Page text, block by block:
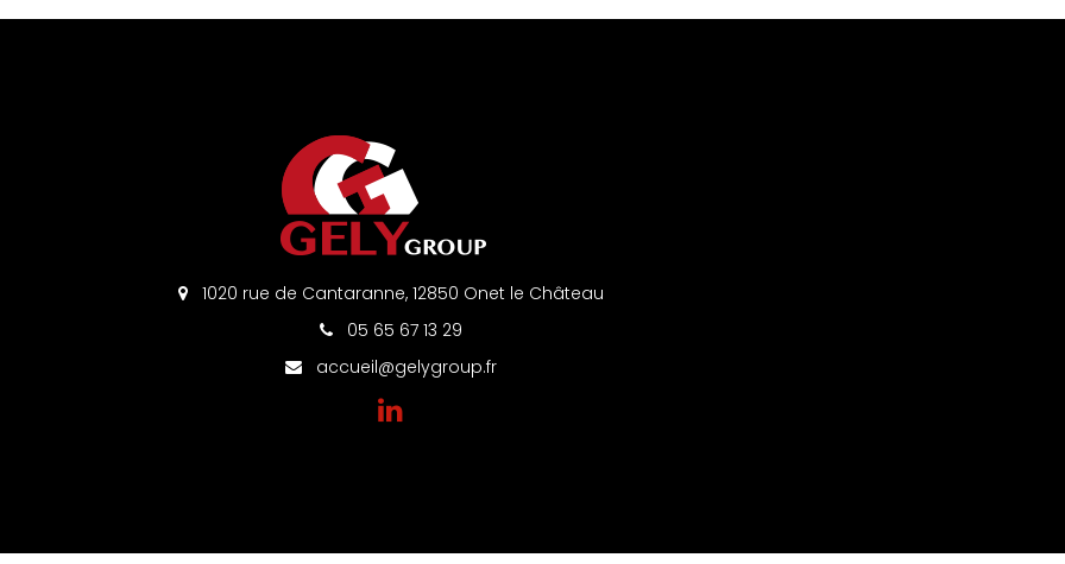
1020 rue de Cantaranne, 12850 Onet le Château
05 65 67 13 29
accueil@gelygroup.fr